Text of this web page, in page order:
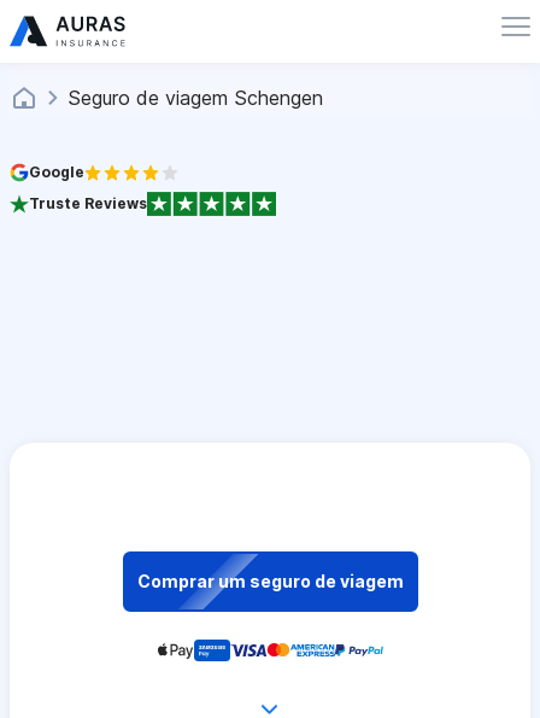
Seguro de viagem Schengen
Google
Truste Reviews
Comprar um seguro de viagem